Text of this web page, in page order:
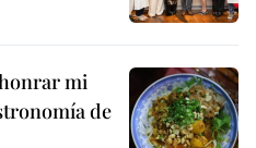
mi
de